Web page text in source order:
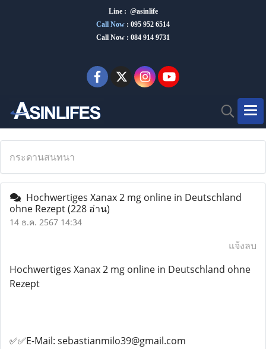
Line : @asinlife
Call Now : 095 952 6514
Call Now : 084 914 9731
กระดานสนทนา
Hochwertiges Xanax 2 mg online in Deutschland
ohne Rezept(228 อ่าน)
14 ธ.ค. 2567 14:34
แจ้งลบ
Hochwertiges Xanax 2 mg online in Deutschland ohne
Rezept
✅✅E-Mail: sebastianmilo39@gmail.com